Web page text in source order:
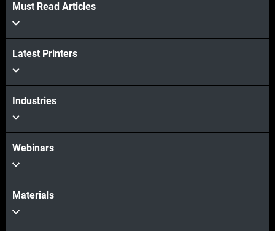
Must Read Articles
Latest Printers
Industries
Webinars
Materials